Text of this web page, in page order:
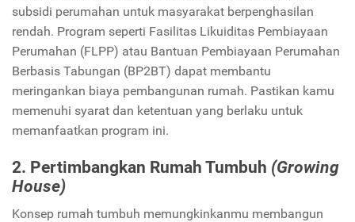
subsidi perumahan untuk masyarakat berpenghasilan
rendah. Program seperti Fasilitas Likuiditas Pembiayaan
Perumahan (FLPP) atau Bantuan Pembiayaan Perumahan
Berbasis Tabungan (BP2BT) dapat membantu
meringankan biaya pembangunan rumah. Pastikan kamu
memenuhi syarat dan ketentuan yang berlaku untuk
memanfaatkan program ini.
2. Pertimbangkan Rumah Tumbuh (Growing
House)
Konsep rumah tumbuh memungkinkanmu membangun